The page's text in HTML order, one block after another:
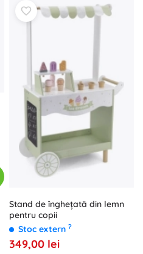
Stand de înghețată din lemn
pentru copii
Stoc extern ?
349,00 lei